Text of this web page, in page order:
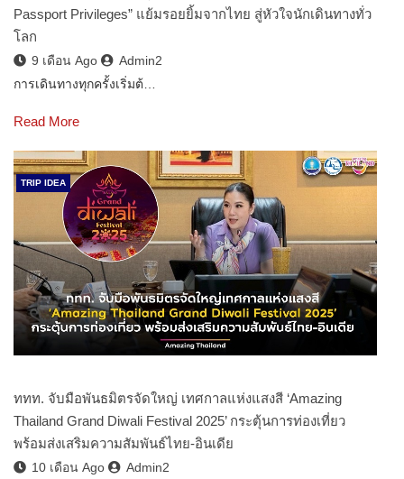
Passport Privileges” แย้มรอยยิ้มจากไทย สู่หัวใจนักเดินทางทั่ว
โลก
9 เดือน Ago
Admin2
การเดินทางทุกครั้งเริ่มต้…
Read More
TRIP IDEA
ททท. จับมือพันธมิตรจัดใหญ่ เทศกาลแห่งแสงสี ‘Amazing
Thailand Grand Diwali Festival 2025’ กระตุ้นการท่องเที่ยว
พร้อมส่งเสริมความสัมพันธ์ไทย-อินเดีย
10 เดือน Ago
Admin2